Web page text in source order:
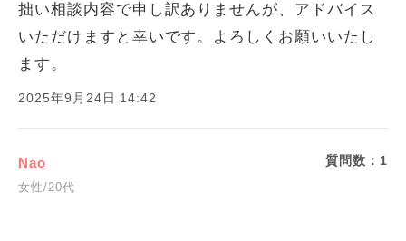
拙い相談内容で申し訳ありませんが、アドバイス
いただけますと幸いです。よろしくお願いいたし
ます。
2025年9月24日 14:42
Nao
女性/20代
質問数： 1